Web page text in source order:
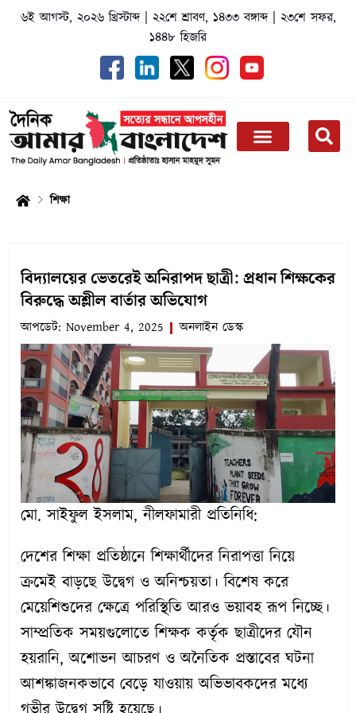
৬ই আগস্ট, ২০২৬ খ্রিস্টাব্দ| ২২শে শ্রাবণ, ১৪৩৩ বঙ্গাব্দ| ২৩শে সফর,
১৪৪৮ হিজরি
শিক্ষা
বিদ্যালয়ের ভেতরেই অনিরাপদ ছাত্রী: প্রধান শিক্ষকের
বিরুদ্ধে অশ্লীল বার্তার অভিযোগ
আপডেট: November 4, 2025 অনলাইন ডেস্ক
মো. সাইফুল ইসলাম, নীলফামারী প্রতিনিধি:
দেশের শিক্ষা প্রতিষ্ঠানে শিক্ষার্থীদের নিরাপত্তা নিয়ে
ক্রমেই বাড়ছে উদ্বেগ ও অনিশ্চয়তা। বিশেষ করে
মেয়েশিশুদের ক্ষেত্রে পরিস্থিতি আরও ভয়াবহ রূপ নিচ্ছে।
সাম্প্রতিক সময়গুলোতে শিক্ষক কর্তৃক ছাত্রীদের যৌন
হয়রানি, অশোভন আচরণ ও অনৈতিক প্রস্তাবের ঘটনা
আশঙ্কাজনকভাবে বেড়ে যাওয়ায় অভিভাবকদের মধ্যে